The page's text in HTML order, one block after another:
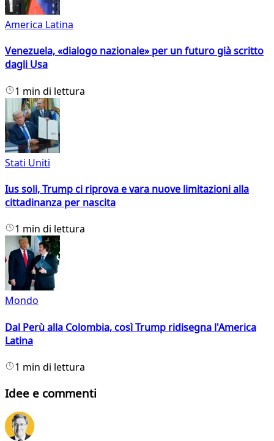
America Latina
Venezuela, «dialogo nazionale» per un futuro già scritto
dagli Usa
1 min di lettura
Stati Uniti
Ius soli, Trump ci riprova e vara nuove limitazioni alla
cittadinanza per nascita
1 min di lettura
Mondo
Dal Perù alla Colombia, così Trump ridisegna l'America
Latina
1 min di lettura
Idee e commenti